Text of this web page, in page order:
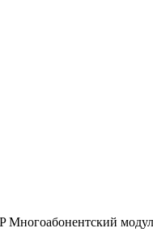
Многоабонентский